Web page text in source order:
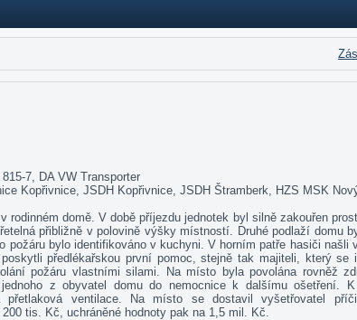
7, DA VW Transporter
Kopřivnice, JSDH Kopřivnice, JSDH Štramberk, HZS MSK
rodinném domě. V době příjezdu jednotek byl silně zakouřen
přibližně v polovině výšky místností. Druhé podlaží domu
požáru bylo identifikováno v kuchyni. V horním patře hasiči našli
předlékařskou první pomoc, stejně tak majiteli, který se
požáru vlastními silami. Na místo byla povolána rovněž
z obyvatel domu do nemocnice k dalšímu ošetření.
přetlaková ventilace. Na místo se dostavil vyšetřovatel
tis. Kč, uchráněné hodnoty pak na 1,5 mil. Kč.